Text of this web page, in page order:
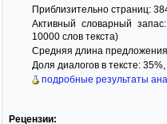
Приблизительно страниц:
Активный словарный
10000 слов текста)
Средняя длина
Доля диалогов в тексте:
подробные результаты
Рецензии: